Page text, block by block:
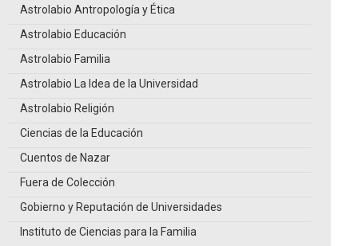
Astrolabio Antropología y Ética
Astrolabio Educación
Astrolabio Familia
Astrolabio La Idea de la Universidad
Astrolabio Religión
Ciencias de la Educación
Cuentos de Nazar
Fuera de Colección
Gobierno y Reputación de Universidades
Instituto de Ciencias para la Familia